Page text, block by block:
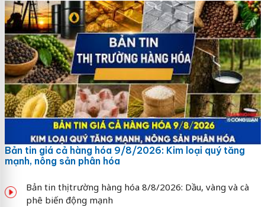
Bản tin giá cả hàng hóa 9/8/2026: Kim loại quý tăng
mạnh, nông sản phân hóa
Bản tin thị trường hàng hóa 8/8/2026: Dầu, vàng và cà
phê biến động mạnh